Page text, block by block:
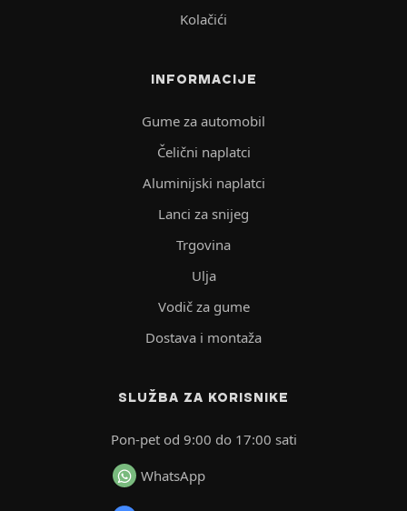
Kolačići
INFORMACIJE
Gume za automobil
Čelični naplatci
Aluminijski naplatci
Lanci za snijeg
Trgovina
Ulja
Vodič za gume
Dostava i montaža
SLUŽBA ZA KORISNIKE
Pon-pet od 9:00 do 17:00 sati
WhatsApp